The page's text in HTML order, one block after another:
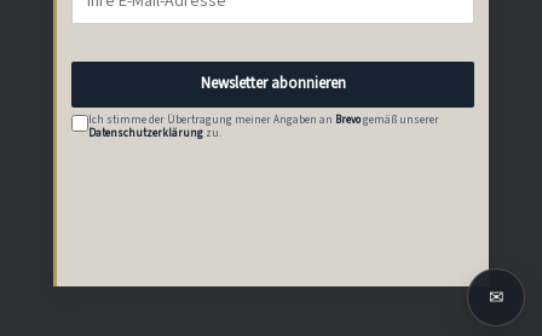
Newsletter abonnieren
Ich stimme der Übertragung meiner Angaben an Brevogemäß unserer
Datenschutzerklärung zu.
✉